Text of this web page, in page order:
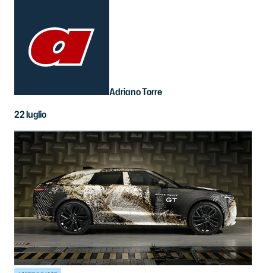
Adriano Torre
22 luglio